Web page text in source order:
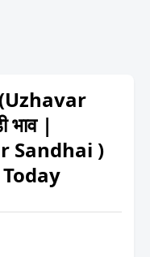
भाव |
Sandhai )